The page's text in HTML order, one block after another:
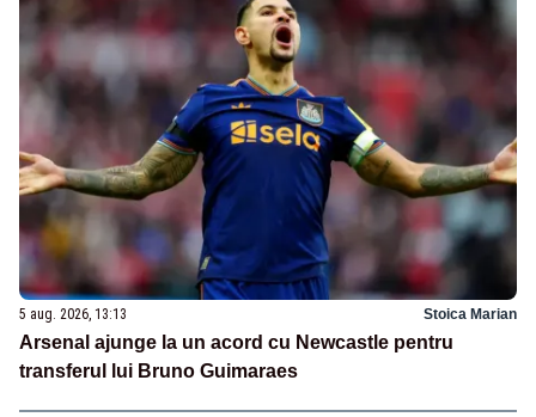
5 aug. 2026, 13:13 Stoica Marian
Arsenal ajunge la un acord cu Newcastle pentru
transferul lui Bruno Guimaraes